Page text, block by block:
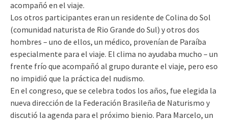
acompañó en el viaje.
Los otros participantes eran un residente de Colina do Sol
(comunidad naturista de Rio Grande do Sul) y otros dos
hombres – uno de ellos, un médico, provenían de Paraíba
especialmente para el viaje. El clima no ayudaba mucho – un
frente frío que acompañó al grupo durante el viaje, pero eso
no impidió que la práctica del nudismo.
En el congreso, que se celebra todos los años, fue elegida la
nueva dirección de la Federación Brasileña de Naturismo y
discutió la agenda para el próximo bienio. Para Marcelo, un